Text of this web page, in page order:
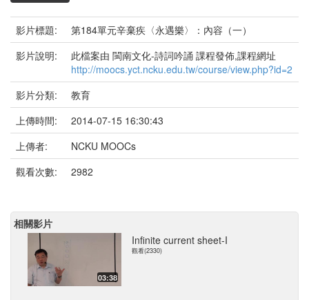
影片標題:
第184單元辛棄疾〈永遇樂〉：內容（一）
影片說明:
此檔案由 閩南文化-詩詞吟誦 課程發佈,課程網址
http://moocs.yct.ncku.edu.tw/course/view.php?id=2
影片分類:
教育
上傳時間:
2014-07-15 16:30:43
上傳者:
NCKU MOOCs
觀看次數:
2982
相關影片
03:38
Infinite current sheet-I
觀看(2330)